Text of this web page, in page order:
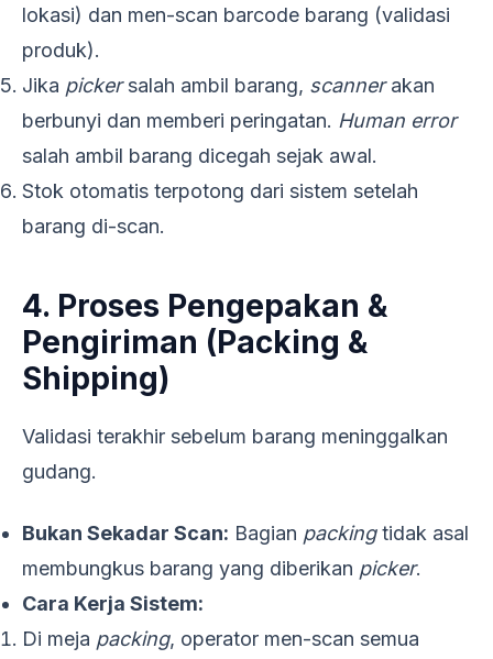
lokasi) dan men-scan barcode barang (validasi
produk).
Jika pickersalah ambil barang, scannerakan
berbunyi dan memberi peringatan. Human error
salah ambil barang dicegah sejak awal.
Stok otomatis terpotong dari sistem setelah
barang di-scan.
4. Proses Pengepakan &
Pengiriman (Packing &
Shipping)
Validasi terakhir sebelum barang meninggalkan
gudang.
Bukan Sekadar Scan: Bagian packingtidak asal
membungkus barang yang diberikan picker.
Cara Kerja Sistem:
Di meja packing, operator men-scan semua